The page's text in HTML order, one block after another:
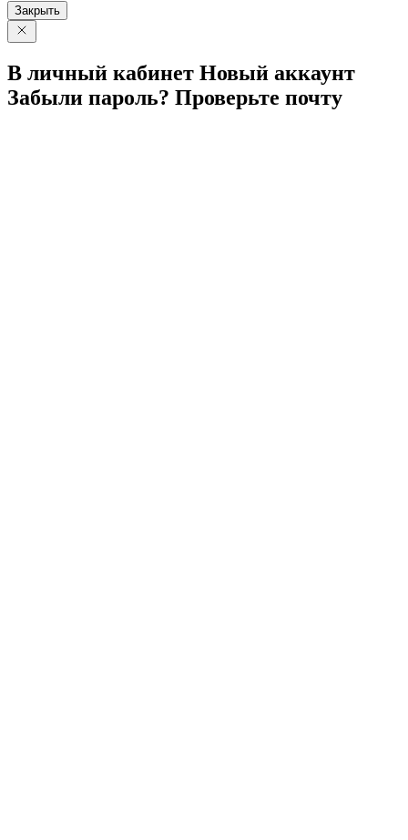
Закрыть
В личный кабинет Новый аккаунт
Забыли пароль? Проверьте почту